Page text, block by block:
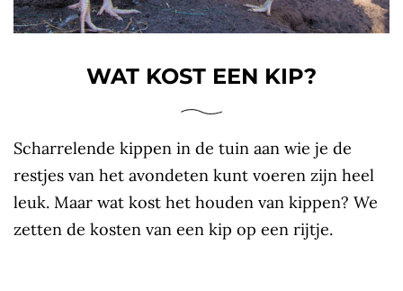
WAT KOST EEN KIP?
Scharrelende kippen in de tuin aan wie je de
restjes van het avondeten kunt voeren zijn heel
leuk. Maar wat kost het houden van kippen? We
zetten de kosten van een kip op een rijtje.